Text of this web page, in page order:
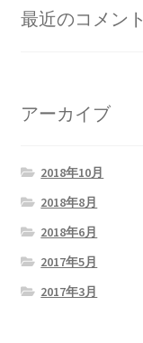
最近のコメント
アーカイブ
2018年10月
2018年8月
2018年6月
2017年5月
2017年3月